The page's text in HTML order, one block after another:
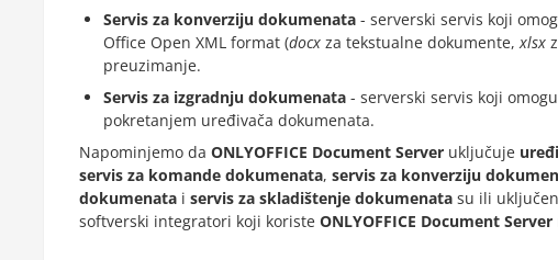
Servis za konverziju dokumenata - serverski servis koji
Office Open XML format (docx za tekstualne dokumente,xlsx
preuzimanje.
Servis za izgradnju dokumenata - serverski servis koji
pokretanjem uređivača dokumenata.
Napominjemo da ONLYOFFICE Document Server uključuje
servis za komande dokumenata, servis za konverziju
dokumenata i servis za skladištenje dokumenata su ili
softverski integratori koji koriste ONLYOFFICE Document Server